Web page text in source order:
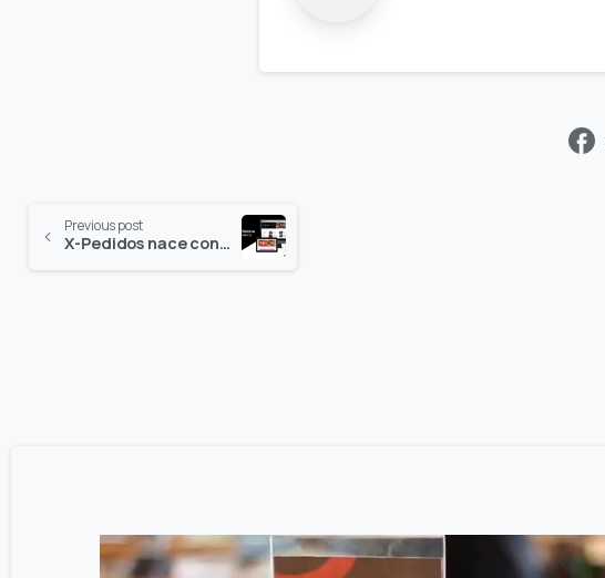
Previous post
X-Pedidos nace con el fin de ofrecerle una plataforma delivery a nuestros clientes.